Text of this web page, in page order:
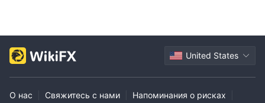
United States
О нас Свяжитесь с нами Напоминания о рисках